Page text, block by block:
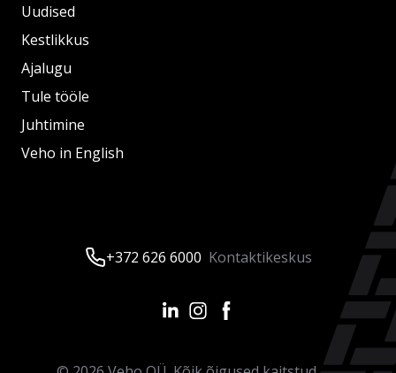
Uudised
Kestlikkus
Ajalugu
Tule tööle
Juhtimine
Veho in English
+372 626 6000 Kontaktikeskus